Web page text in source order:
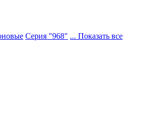
Серия "968" ... Показать все